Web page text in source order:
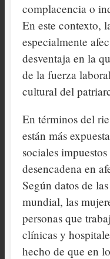
complacencia o
En este contexto,
especialmente
desventaja en la
de la fuerza
cultural del
En términos del
están más
sociales
desencadena en
Según datos de
mundial, las
personas que
clínicas y
hecho de que en